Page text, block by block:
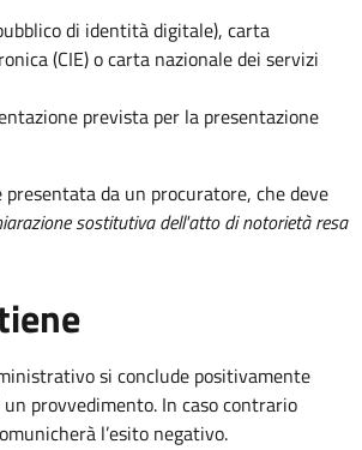
di identità digitale), carta
(CIE) o carta nazionale dei servizi
prevista per la presentazione
presentata da un procuratore, che deve
sostitutiva dell'atto di notorietà resa
si conclude positivamente
un provvedimento. In caso contrario
l’esito negativo.